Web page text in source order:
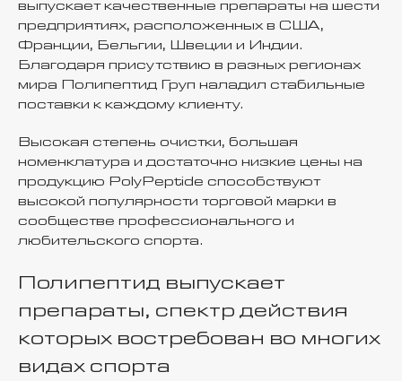
выпускает качественные препараты на шести
предприятиях, расположенных в США,
Франции, Бельгии, Швеции и Индии.
Благодаря присутствию в разных регионах
мира Полипептид Груп наладил стабильные
поставки к каждому клиенту.
Высокая степень очистки, большая
номенклатура и достаточно низкие цены на
продукцию PolyPeptide способствуют
высокой популярности торговой марки в
сообществе профессионального и
любительского спорта.
Полипептид выпускает
препараты, спектр действия
которых востребован во многих
видах спорта